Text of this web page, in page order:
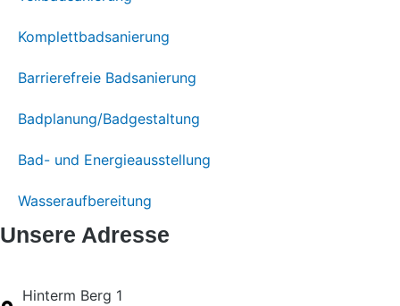
Komplettbadsanierung
Barrierefreie Badsanierung
Badplanung/Badgestaltung
Bad- und Energieausstellung
Wasseraufbereitung
Unsere Adresse
Hinterm Berg 1